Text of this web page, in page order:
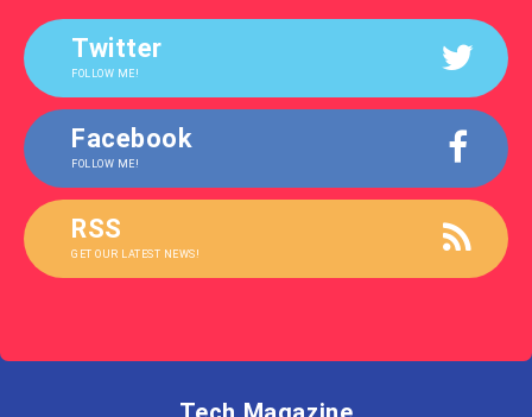
Twitter
FOLLOW ME!
Facebook
FOLLOW ME!
RSS
GET OUR LATEST NEWS!